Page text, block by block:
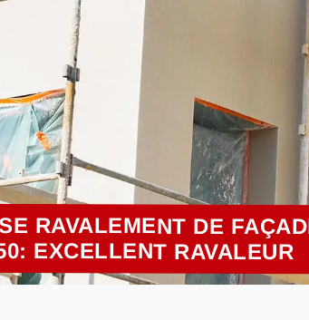
RAVALEMENT DE
EXCELLENT RAVALEUR